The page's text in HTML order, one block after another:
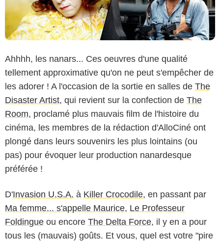
Ahhhh, les nanars... Ces oeuvres d'une qualité
tellement approximative qu'on ne peut s'empêcher de
les adorer ! A l'occasion de la sortie en salles de The
Disaster Artist, qui revient sur la confection de The
Room, proclamé plus mauvais film de l'histoire du
cinéma, les membres de la rédaction d'AlloCiné ont
plongé dans leurs souvenirs les plus lointains (ou
pas) pour évoquer leur production nanardesque
préférée !
D'Invasion U.S.A. à Killer Crocodile, en passant par
Ma femme... s'appelle Maurice, Le Professeur
Foldingue ou encore The Delta Force, il y en a pour
tous les (mauvais) goûts. Et vous, quel est votre "pire